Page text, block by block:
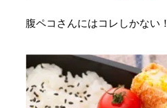
腹ペコさんにはコレしかない！